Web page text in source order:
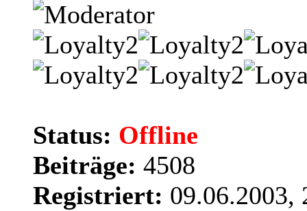
Status: Offline
Beiträge: 4508
Registriert: 09.06.2003,